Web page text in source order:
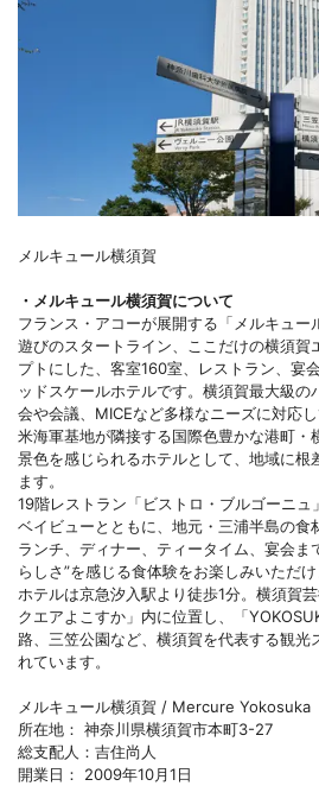
メルキュール横須賀
・メルキュール横須賀について
フランス・アコーが展開する「メルキュー
遊びのスタートライン、ここだけの横須賀
プトにした、客室160室、レストラン、宴
ッドスケールホテルです。横須賀最大級
会や会議、MICEなど多様なニーズに対応し
米海軍基地が隣接する国際色豊かな港町・
景色を感じられるホテルとして、地域に根
ます。
19階レストラン「ビストロ・ブルゴーニュ
ベイビューとともに、地元・三浦半島の食
ランチ、ディナー、ティータイム、宴会ま
らしさ”を感じる食体験をお楽しみいただけ
ホテルは京急汐入駅より徒歩1分。横須賀
クエアよこすか」内に位置し、「
路、三笠公園など、横須賀を代表する観光
れています。
メルキュール横須賀 / Mercure Yokosuka
所在地： 神奈川県横須賀市本町3-27
総支配人：吉住尚人
開業日： 2009年10月1日